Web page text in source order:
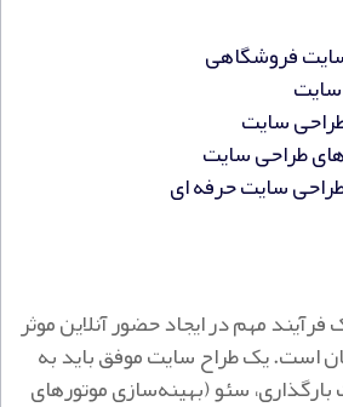
فروشگاهی
سایت
طراحی سایت
سایت حرفه ای
فرآیند مهم در ایجاد حضور آنلاین موثر
است. یک طراح سایت موفق باید به
سئو (بهینه‌سازی موتورهای